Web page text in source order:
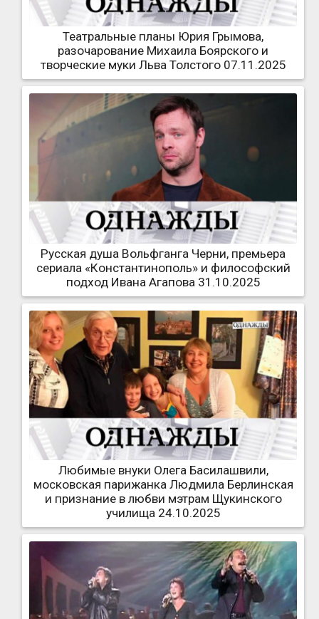
Театральные планы Юрия Грымова,
разочарование Михаила Боярского и
творческие муки Льва Толстого 07.11.2025
Русская душа Вольфганга Черни, премьера
сериала «Константинополь» и философский
подход Ивана Агапова 31.10.2025
Любимые внуки Олега Басилашвили,
московская парижанка Людмила Берлинская
и признание в любви мэтрам Щукинского
училища 24.10.2025